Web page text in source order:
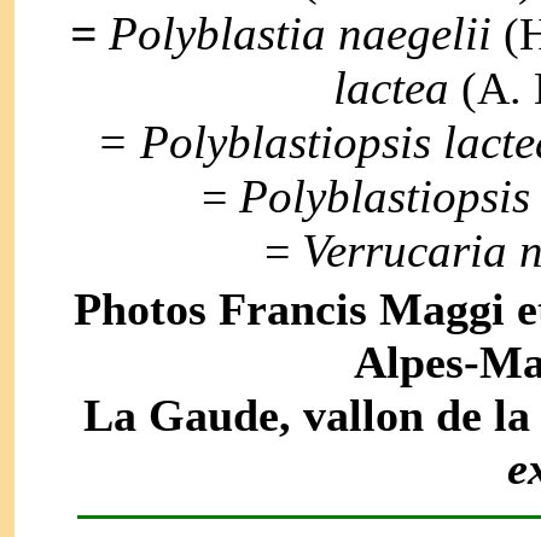
= Polyblastia naegelii
lactea (A.
= Polyblastiopsis
=
= Verrucaria
Photos Francis Maggi
Alpes-
La Gaude, vallon de